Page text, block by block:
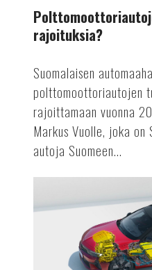
rajoituksia?
Suomalaisen
polttomoottoriautojen
rajoittamaan vuonna
Markus Vuolle, joka on
autoja Suomeen...
Vuoden